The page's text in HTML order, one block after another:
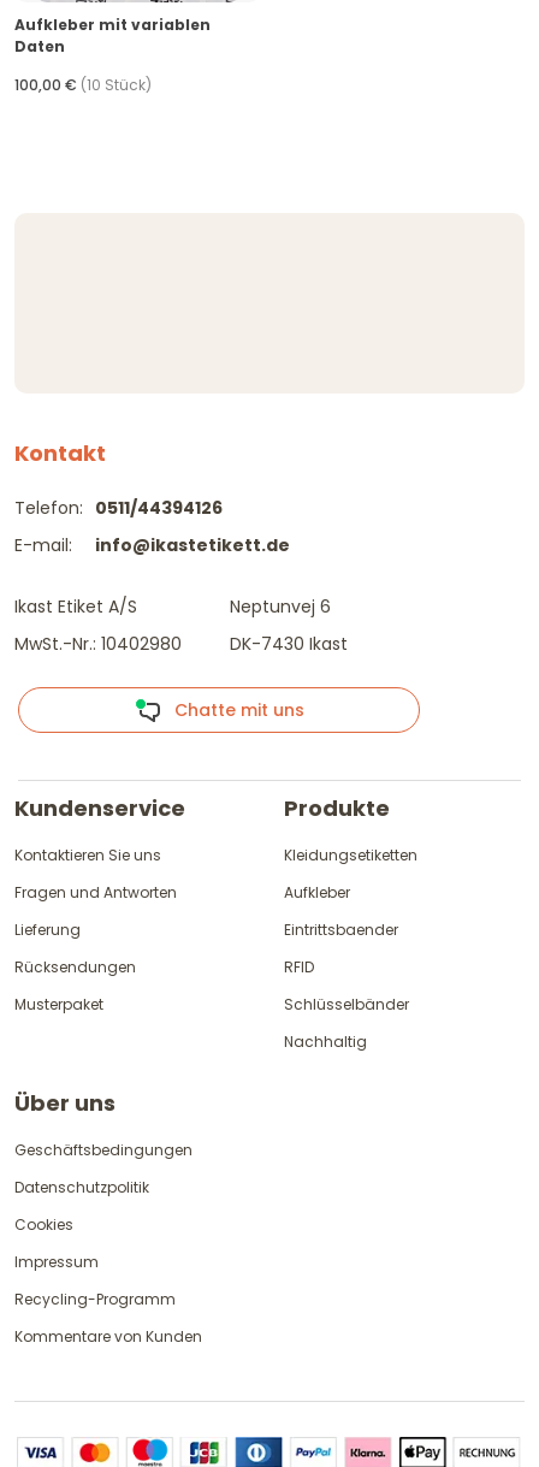
Aufkleber mit variablen
Daten
100,00 € (10 Stück)
Kontakt
Telefon:
E-mail:
0511/44394126
info@ikastetikett.de
Ikast Etiket A/S
MwSt.-Nr.: 10402980
Neptunvej 6
DK-7430 Ikast
Chatte mit uns
Kundenservice
Kontaktieren Sie uns
Fragen und Antworten
Lieferung
Rücksendungen
Musterpaket
Produkte
Kleidungsetiketten
Aufkleber
Eintrittsbaender
RFID
Schlüsselbänder
Nachhaltig
Über uns
Geschäftsbedingungen
Datenschutzpolitik
Cookies
Impressum
Recycling-Programm
Kommentare von Kunden